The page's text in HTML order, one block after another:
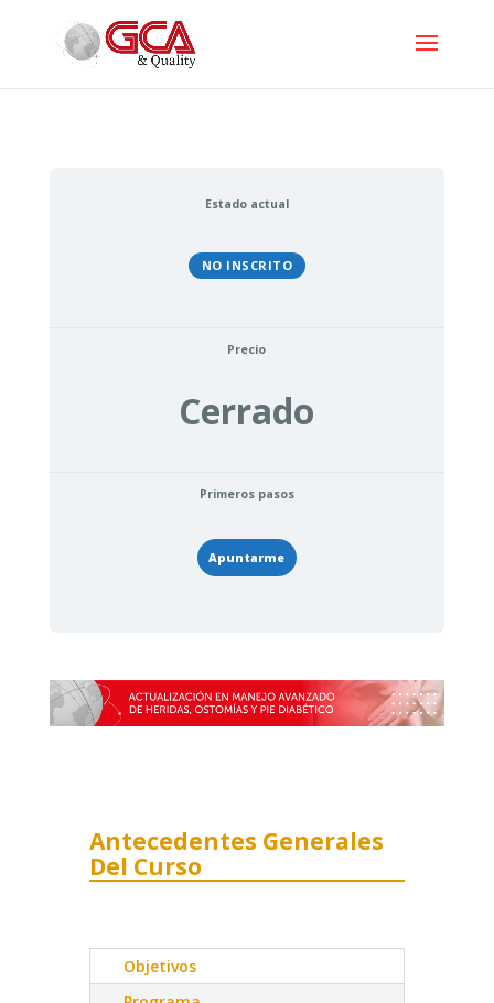
Estado actual
NO INSCRITO
Precio
Cerrado
Primeros pasos
Apuntarme
Antecedentes Generales
Del Curso
Objetivos